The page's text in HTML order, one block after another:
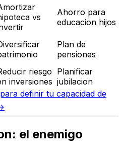
vs
Ahorro para
educacion hijos
Plan de
pensiones
riesgo
inversiones
Planificar
jubilacion
definir tu capacidad de
el enemigo